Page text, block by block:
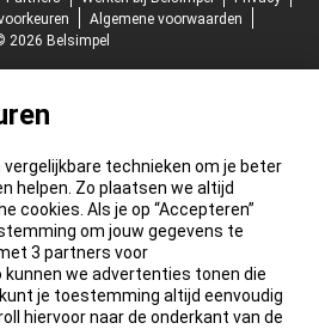
Algemene voorwaarden
2026 Belsimpel
vergelijkbare technieken om je beter
helpen. Zo plaatsen we altijd
cookies. Als je op “Accepteren”
om jouw gegevens te
3 partners voor
we advertenties tonen die
je toestemming altijd eenvoudig
hiervoor naar de onderkant van de